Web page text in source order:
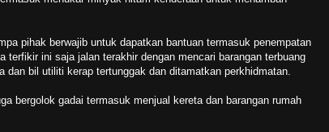
pihak berwajib untuk dapatkan bantuan termasuk penempatan
ini saja jalan terakhir dengan mencari barangan terbuang
dan bil utiliti kerap tertunggak dan ditamatkan perkhidmatan.
bergolok gadai termasuk menjual kereta dan barangan rumah